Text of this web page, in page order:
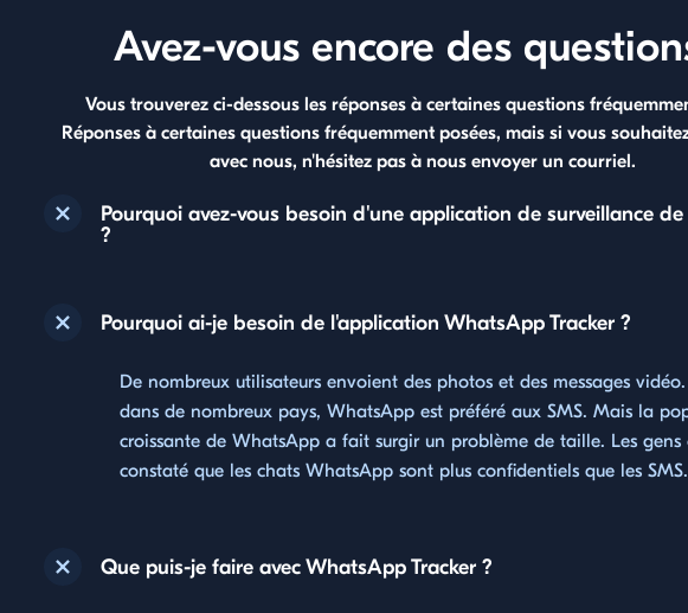
Avez-vous encore des
Vous trouverez ci-dessous les réponses à certaines questions
Réponses à certaines questions fréquemment posées, mais si vous
avec nous, n'hésitez pas à nous envoyer un courriel.
Pourquoi avez-vous besoin d'une application de surveillance
?
Pourquoi ai-je besoin de l'application WhatsApp Tracker ?
De nombreux utilisateurs envoient des photos et des messages
dans de nombreux pays, WhatsApp est préféré aux SMS. Mais la
croissante de WhatsApp a fait surgir un problème de taille. Les gens
constaté que les chats WhatsApp sont plus confidentiels que les SMS.
Que puis-je faire avec WhatsApp Tracker ?